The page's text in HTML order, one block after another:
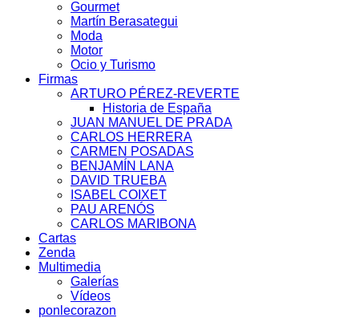
Gourmet
Martín Berasategui
Moda
Motor
Ocio y Turismo
Firmas
ARTURO PÉREZ-REVERTE
Historia de España
JUAN MANUEL DE PRADA
CARLOS HERRERA
CARMEN POSADAS
BENJAMÍN LANA
DAVID TRUEBA
ISABEL COIXET
PAU ARENÓS
CARLOS MARIBONA
Cartas
Zenda
Multimedia
Galerías
Vídeos
ponlecorazon